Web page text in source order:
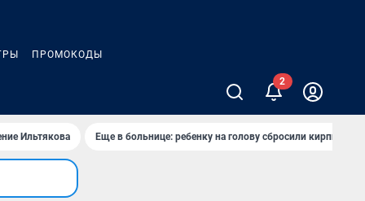
ПРОМОКОДЫ
Ильтякова Еще в больнице: ребенку на голову сбросили кирпич